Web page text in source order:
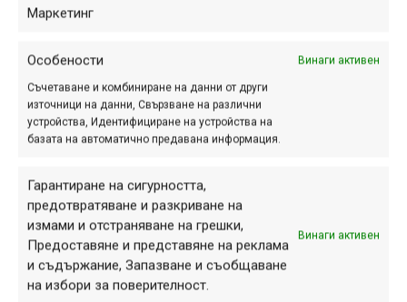
Маркетинг
Особености Винаги активен
Съчетаване и комбиниране на данни от други
източници на данни, Свързване на различни
устройства, Идентифициране на устройства на
базата на автоматично предавана информация.
Гарантиране на сигурността,
предотвратяване и разкриване на
измами и отстраняване на грешки,
Предоставяне и представяне на реклама
и съдържание, Запазване и съобщаване
на избори за поверителност.
Винаги активен
Снимка на деня | 07.08.2026
ПАРТНЬОРИ